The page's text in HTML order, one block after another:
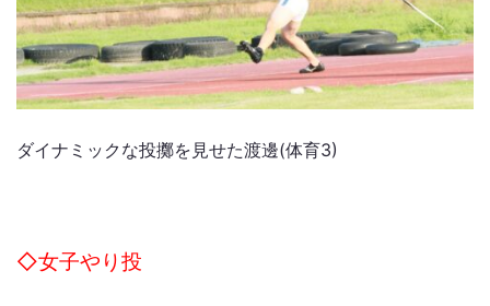
ダイナミックな投擲を見せた渡邊(体育3)
◇女子やり投